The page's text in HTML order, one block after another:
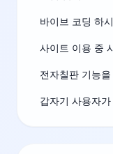
바이브 코딩 하
전자칠판 기능
갑자기 사용자